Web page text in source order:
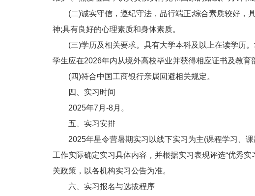
(二)诚实守信，遵纪守法，品行端正;综合素质较好，
神;具有良好的心理素质和身体素质。
(三)学历及相关要求。具有大学本科及以上在读学历。
学生应在2026年内从境外高校毕业并获得相应证书及教育
(四)符合中国工商银行亲属回避相关规定。
四、实习时间
2025年7月-8月。
五、实习安排
2025年星令营暑期实习以线下实习为主(课程学习、课
工作实际确定实习具体内容，并根据实习表现评选“优秀实
关政策，以各机构实习公告为准。
六、实习报名与选拔程序